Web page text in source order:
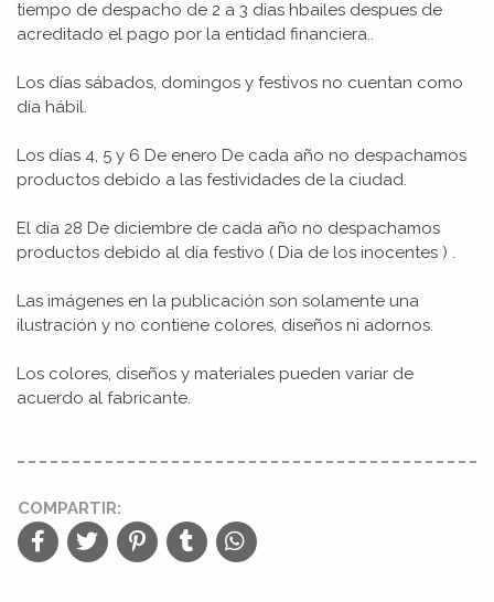
tiempo de despacho de 2 a 3 dias hbailes despues de
acreditado el pago por la entidad financiera..
Los días sábados, domingos y festivos no cuentan como
día hábil.
Los días 4, 5 y 6 De enero De cada año no despachamos
productos debido a las festividades de la ciudad.
El día 28 De diciembre de cada año no despachamos
productos debido al día festivo ( Dia de los inocentes ) .
Las imágenes en la publicación son solamente una
ilustración y no contiene colores, diseños ni adornos.
Los colores, diseños y materiales pueden variar de
acuerdo al fabricante.
COMPARTIR: